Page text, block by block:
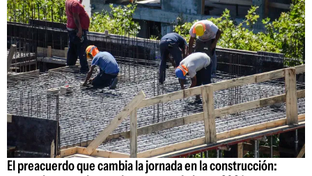
El preacuerdo que cambia la jornada en la construcción: